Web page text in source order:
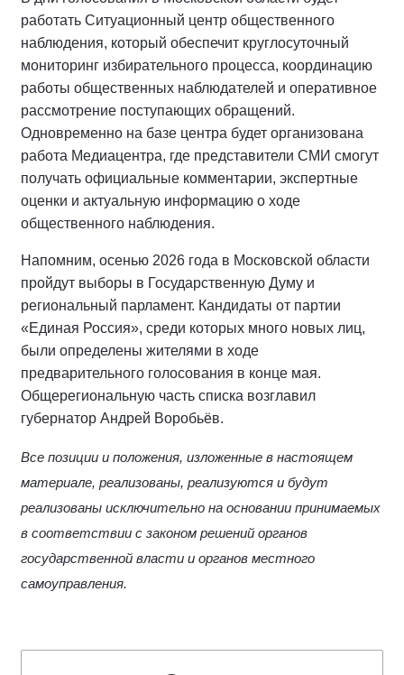
работать Ситуационный центр общественного
наблюдения, который обеспечит круглосуточный
мониторинг избирательного процесса, координацию
работы общественных наблюдателей и оперативное
рассмотрение поступающих обращений.
Одновременно на базе центра будет организована
работа Медиацентра, где представители СМИ смогут
получать официальные комментарии, экспертные
оценки и актуальную информацию о ходе
общественного наблюдения.
Напомним, осенью 2026 года в Московской области
пройдут выборы в Государственную Думу и
региональный парламент. Кандидаты от партии
«Единая Россия», среди которых много новых лиц,
были определены жителями в ходе
предварительного голосования в конце мая.
Общерегиональную часть списка возглавил
губернатор Андрей Воробьёв.
Все позиции и положения, изложенные в настоящем
материале, реализованы, реализуются и будут
реализованы исключительно на основании принимаемых
в соответствии с законом решений органов
государственной власти и органов местного
самоуправления.